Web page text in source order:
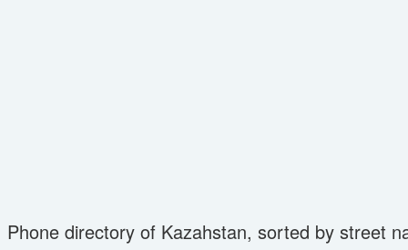
Phone directory of Kazahstan, sorted by street